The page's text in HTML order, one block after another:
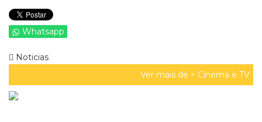
Whatsapp
Noticias
Ver mais de > Cinema e TV